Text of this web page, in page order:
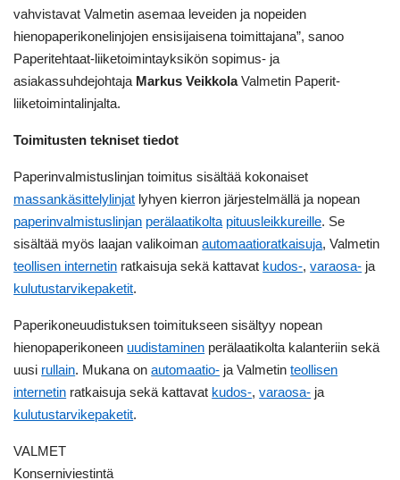
vahvistavat Valmetin asemaa leveiden ja nopeiden
hienopaperikonelinjojen ensisijaisena toimittajana”, sanoo
Paperitehtaat-liiketoimintayksikön sopimus- ja
asiakassuhdejohtaja Markus VeikkolaValmetin Paperit-
liiketoimintalinjalta.
Toimitusten tekniset tiedot
Paperinvalmistuslinjan toimitus sisältää kokonaiset
massankäsittelylinjat lyhyen kierron järjestelmällä ja nopean
paperinvalmistuslinjan perälaatikolta pituusleikkureille. Se
sisältää myös laajan valikoimanautomaatioratkaisuja, Valmetin
teollisen internetin ratkaisuja sekä kattavat kudos-,varaosa- ja
kulutustarvikepaketit.
Paperikoneuudistuksen toimitukseen sisältyy nopean
hienopaperikoneen uudistaminen perälaatikolta kalanteriin sekä
uusi rullain. Mukana onautomaatio- ja Valmetinteollisen
internetin ratkaisuja sekä kattavat kudos-,varaosa- ja
kulutustarvikepaketit.
VALMET
Konserniviestintä